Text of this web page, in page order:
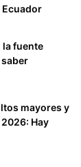
la fuente
mayores y
Hay